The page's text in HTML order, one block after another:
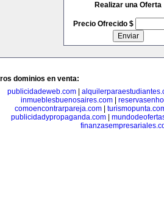
Realizar una Oferta
Precio Ofrecido $
dominios en venta:
publicidadeweb.com|
inmueblesbuenosaires.com|
comoencontrarpareja.com
publicidadypropaganda.com|